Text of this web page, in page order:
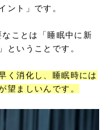
ント」です。
ことは「睡眠中に新
ということです。
く消化し、睡眠時には
望ましいんです。